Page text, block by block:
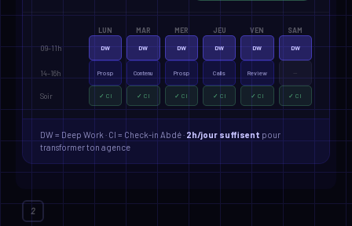
LUN MAR MER JEU VEN SAM
09–11h DW DW DW DW DW DW
14–16h Prosp Contenu Prosp Calls Review
Soir ✓ CI ✓ CI ✓ CI ✓ CI ✓ CI ✓ CI
DW = Deep Work · CI = Check-in Abdé · 2h/jour suffisent pour
transformer ton agence
2